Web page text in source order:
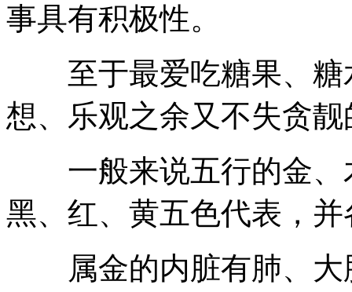
事具有积极性。
至于最爱吃糖果、糖
想、乐观之余又不失贪
一般来说五行的金、
黑、红、黄五色代表，
属金的内脏有肺、大